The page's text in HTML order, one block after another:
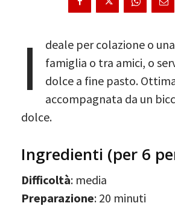
I
deale per colazione o
famiglia o tra amici, o
dolce a fine pasto.
accompagnata da un
dolce.
Ingredienti (per 6
Difficoltà: media
Preparazione: 20 minuti